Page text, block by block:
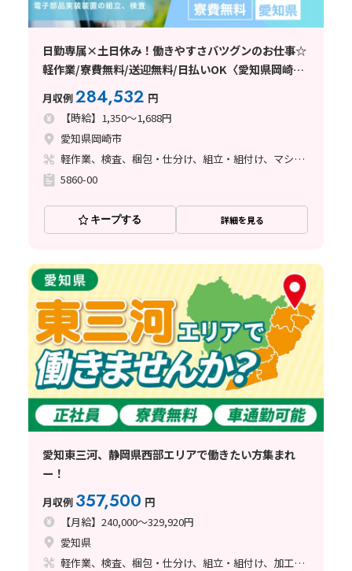
日勤専属×土日休み！働きやすさバツグンのお仕事☆
軽作業/寮費無料/送迎無料/日払いOK〈愛知県岡崎
月収例284,532 円
【時給】1,350～1,688円
愛知県岡崎市
軽作業、検査、梱包・仕分け、組立・組付け、マシンオペレーター、ライン作業、立ち作業
5860-00
キープする 詳細を見る
愛知東三河、静岡県西部エリアで働きたい方集まれ
ー！
月収例 357,500 円
【月給】240,000～329,920円
愛知県
軽作業、検査、梱包・仕分け、組立・組付け、加工、マシンオペレーター、クリーンルーム、清掃・洗浄、品質管理、メンテナンス・保全、フォークリフト、玉掛け・クレーン、ライン作業、ハンダ付け、鋳造・鍛造、立ち作業、溶接、塗装、バリ取り